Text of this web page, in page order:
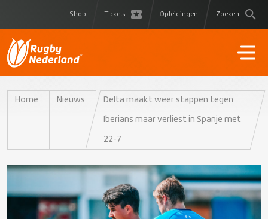
Shop Tickets Opleidingen Zoeken
Home Nieuws Delta maakt weer stappen tegen
Iberians maar verliest in Spanje met
22-7